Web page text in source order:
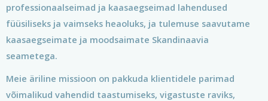
professionaalseimad ja kaasaegseimad lahendused
füüsiliseks ja vaimseks heaoluks, ja tulemuse saavutame
kaasaegseimate ja moodsaimate Skandinaavia
seametega.
Meie äriline missioon on pakkuda klientidele parimad
võimalikud vahendid taastumiseks, vigastuste raviks,